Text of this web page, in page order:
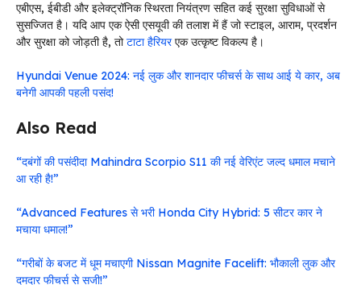
एबीएस, ईबीडी और इलेक्ट्रॉनिक स्थिरता नियंत्रण सहित कई सुरक्षा सुविधाओं से
सुसज्जित है। यदि आप एक ऐसी एसयूवी की तलाश में हैं जो स्टाइल, आराम, प्रदर्शन
और सुरक्षा को जोड़ती है, तोटाटा हैरियरएक उत्कृष्ट विकल्प है।
Hyundai Venue 2024: नई लुक और शानदार फीचर्स के साथ आई ये कार, अब
बनेगी आपकी पहली पसंद!
Also Read
“दबंगों की पसंदीदा Mahindra Scorpio S11 की नई वेरिएंट जल्द धमाल मचाने
आ रही है!”
“Advanced Features से भरी Honda City Hybrid: 5 सीटर कार ने
मचाया धमाल!”
“गरीबों के बजट में धूम मचाएगी Nissan Magnite Facelift: भौकाली लुक और
दमदार फीचर्स से सजी!”